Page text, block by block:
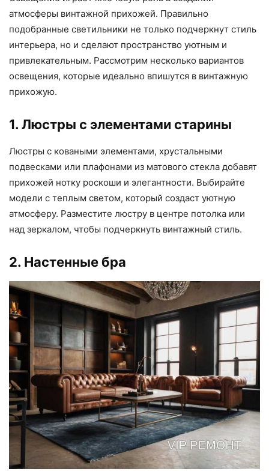
атмосферы винтажной прихожей. Правильно
подобранные светильники не только подчеркнут стиль
интерьера, но и сделают пространство уютным и
привлекательным. Рассмотрим несколько вариантов
освещения, которые идеально впишутся в винтажную
прихожую.
1. Люстры с элементами старины
Люстры с коваными элементами, хрустальными
подвесками или плафонами из матового стекла добавят
прихожей нотку роскоши и элегантности. Выбирайте
модели с теплым светом, который создаст уютную
атмосферу. Разместите люстру в центре потолка или
над зеркалом, чтобы подчеркнуть винтажный стиль.
2. Настенные бра